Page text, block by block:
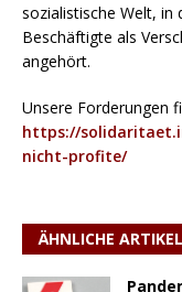
sozialistische Welt, in
Beschäftigte als
angehört.
Unsere Forderungen
https://
nicht-profite/
ÄHNLICHE ARTIKEL